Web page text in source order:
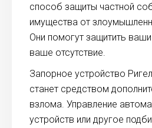
способ защиты частной
имущества от
Они помогут защитить
ваше отсутствие.
Запорное устройство
станет средством
взлома. Управление
устройств или другое